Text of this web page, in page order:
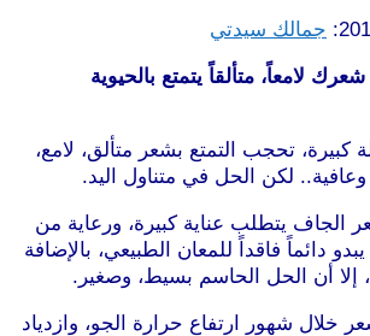
جمالك سيدتي
لامعاً، متألقاً يتمتع بالحيوية
كبيرة، تحجب التمتع بشعر متألق، لامع،
لكن الحل في متناول اليد.
الجاف يتطلب عناية كبيرة، ورعاية من
دائماً فاقداً للمعان الطبيعي، بالإضافة
إلا أن الحل الحاسم بسيط، وصغير.
خلال شهور ارتفاع حرارة الجو، وازدياد